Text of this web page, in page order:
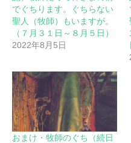
でぐちります。ぐちらない
聖人（牧師）もいますが。
（７月３１日～８月５日）
2022年8月5日
おまけ・牧師のぐち（続日